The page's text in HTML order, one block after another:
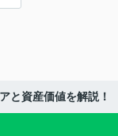
と資産価値を解説！